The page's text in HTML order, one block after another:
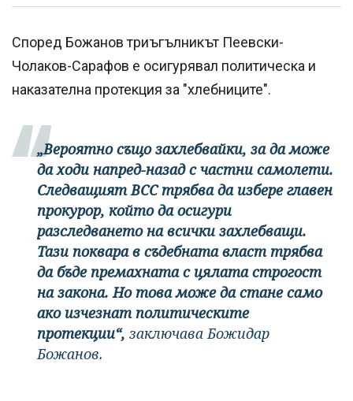
Според Божанов триъгълникът Пеевски-
Чолаков-Сарафов е осигурявал политическа и
наказателна протекция за "хлебниците".
„Вероятно също захлебвайки, за да може
да ходи напред-назад с частни самолети.
Следващият ВСС трябва да избере главен
прокурор, който да осигури
разследването на всички захлебващи.
Тази поквара в съдебната власт трябва
да бъде премахната с цялата строгост
на закона. Но това може да стане само
ако изчезнат политическите
протекции“, заключава Божидар
Божанов.